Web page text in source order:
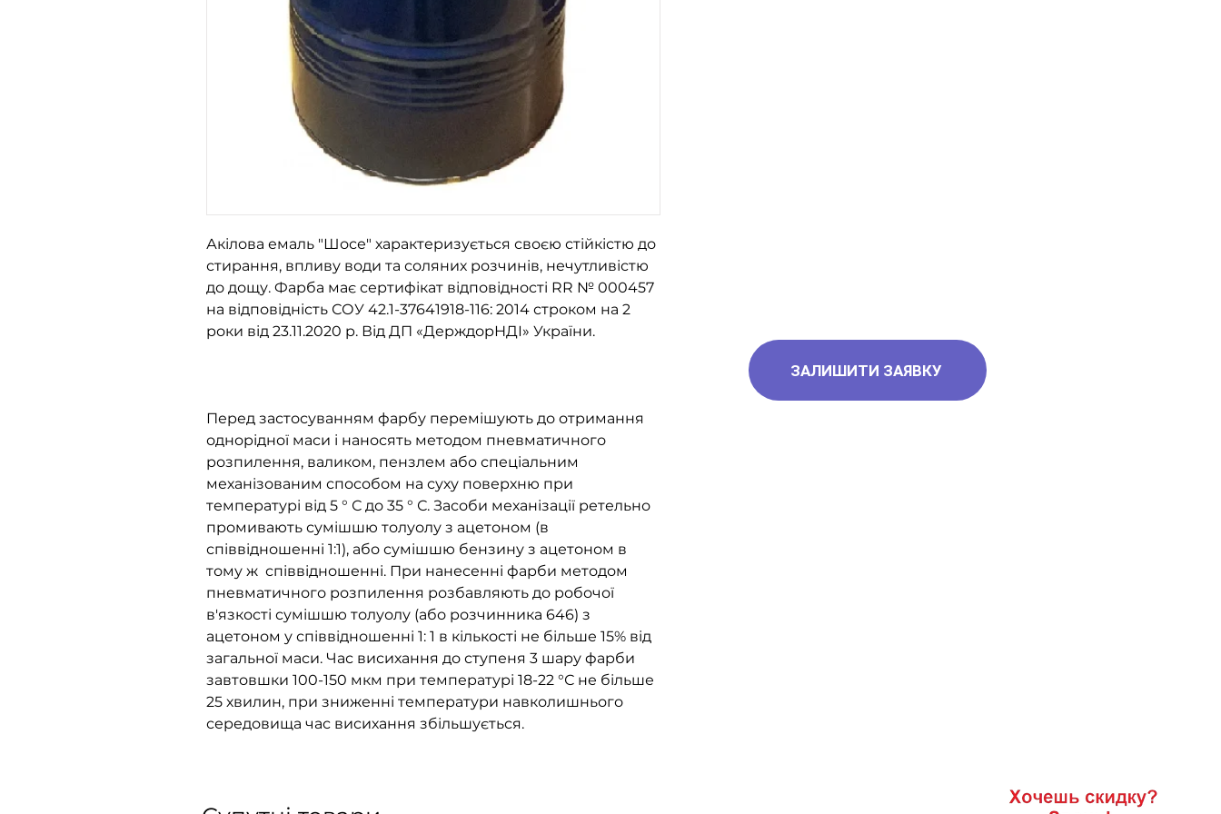
Акілова емаль "Шосе" характеризується своєю стійкістю до
стирання, впливу води та соляних розчинів, нечутливістю
до дощу. Фарба має сертифікат відповідності RR № 000457
на відповідність СОУ 42.1-37641918-116: 2014 строком на 2
роки від 23.11.2020 р. Від ДП «ДерждорНДІ» України.
Перед застосуванням фарбу перемішують до отримання
однорідної маси і наносять методом пневматичного
розпилення, валиком, пензлем або спеціальним
механізованим способом на суху поверхню при
температурі від 5 ° С до 35 ° С. Засоби механізації ретельно
промивають сумішшю толуолу з ацетоном (в
співвідношенні 1:1), або сумішшю бензину з ацетоном в
тому ж співвідношенні. При нанесенні фарби методом
пневматичного розпилення розбавляють до робочої
в'язкості сумішшю толуолу (або розчинника 646) з
ацетоном у співвідношенні 1: 1 в кількості не більше 15% від
загальної маси. Час висихання до ступеня 3 шару фарби
завтовшки 100-150 мкм при температурі 18-22 °С не більше
25 хвилин, при зниженні температури навколишнього
середовища час висихання збільшується.
ЗАЛИШИТИ ЗАЯВКУ